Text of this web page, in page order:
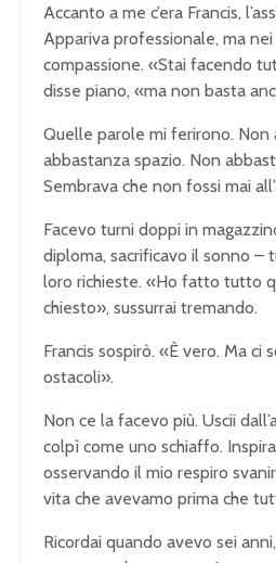
Accanto a me c’era Francis,
Appariva professionale, ma
compassione. «Stai facendo
disse piano, «ma non basta
Quelle parole mi ferirono. Non
abbastanza spazio. Non
Sembrava che non fossi mai
Facevo turni doppi in
diploma, sacrificavo il sonno –
loro richieste. «Ho fatto tutto
chiesto», sussurrai tremando.
Francis sospirò. «È vero. Ma ci
ostacoli».
Non ce la facevo più. Uscii
colpì come uno schiaffo.
osservando il mio respiro
vita che avevamo prima che
Ricordai quando avevo sei